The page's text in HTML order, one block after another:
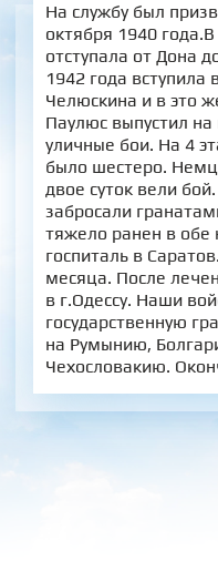
На службу был
октября 1940
отступала от Дона
1942 года вступила
Челюскина и в это
Паулюс выпустил на
уличные бои. На 4
было шестеро.
двое суток вели
забросали
тяжело ранен в обе
госпиталь в
месяца. После
в г.Одессу. Наши
государственную
на Румынию,
Чехословакию.